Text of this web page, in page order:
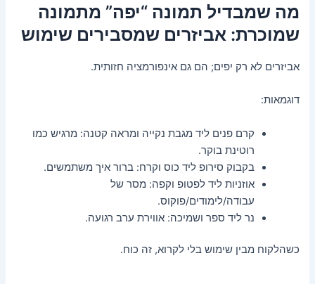
מה שמבדיל תמונה “יפה” מתמונה
שמוכרת: אביזרים שמסבירים שימוש
אביזרים לא רק יפים; הם גם אינפורמציה חזותית.
דוגמאות:
קרם פנים ליד מגבת נקייה ומראה קטנה: מרגיש כמו
רוטינת בוקר.
בקבוק סירופ ליד כוס וקרח: ברור איך משתמשים.
אוזניות ליד לפטופ וקפה: מסר של
עבודה/לימודים/פוקוס.
נר ליד ספר ושמיכה: אווירת ערב רגועה.
כשהלקוח מבין שימוש בלי לקרוא, זה כוח.